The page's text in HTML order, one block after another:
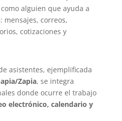
alguien que ayuda a
mensajes, correos,
cotizaciones y
asistentes, ejemplificada
Zapia, se integra
donde ocurre el trabajo
electrónico, calendario y